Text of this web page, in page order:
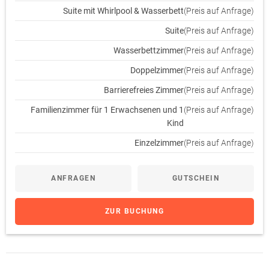
Suite mit Whirlpool & Wasserbett(Preis auf Anfrage)
Suite(Preis auf Anfrage)
Wasserbettzimmer(Preis auf Anfrage)
Doppelzimmer(Preis auf Anfrage)
Barrierefreies Zimmer(Preis auf Anfrage)
Familienzimmer für 1 Erwachsenen und 1
Kind
(Preis auf Anfrage)
Einzelzimmer(Preis auf Anfrage)
ANFRAGEN GUTSCHEIN
ZUR BUCHUNG